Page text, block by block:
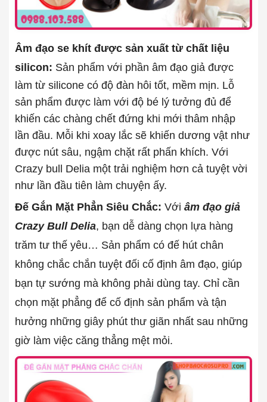
Âm đạo se khít được sản xuất từ chất liệu
silicon: Sản phẩm với phần âm đạo giả được
làm từ silicone có độ đàn hôi tốt, mềm mịn. Lỗ
sản phẩm được làm với độ bé lý tưởng đủ để
khiến các chàng chết đứng khi mới thâm nhập
lần đầu. Mỗi khi xoay lắc sẽ khiến dương vật như
được nút sâu, ngậm chặt rất phấn khích. Với
Crazy bull Delia một trải nghiệm hơn cả tuyệt vời
như lần đầu tiên làm chuyện ấy.
Đế Gắn Mặt Phẳn Siêu Chắc: Với âm đạo giả
Crazy Bull Delia, bạn dễ dàng chọn lựa hàng
trăm tư thế yêu… Sản phẩm có đế hút chân
không chắc chắn tuyệt đối cố định âm đạo, giúp
bạn tự sướng mà không phải dùng tay. Chỉ cần
chọn mặt phẳng để cố định sản phẩm và tận
hưởng những giây phút thư giãn nhất sau những
giờ làm việc căng thẳng mệt mỏi.